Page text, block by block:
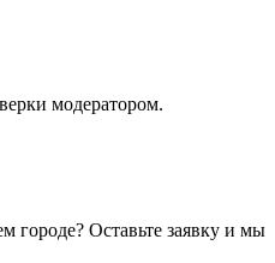
модератором.
городе? Оставьте заявку и мы